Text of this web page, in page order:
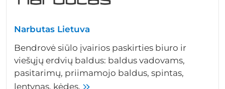
Narbutas Lietuva
Bendrovė siūlo įvairios paskirties biuro ir
viešųjų erdvių baldus: baldus vadovams,
pasitarimų, priimamojo baldus, spintas,
lentynas, kėdes.